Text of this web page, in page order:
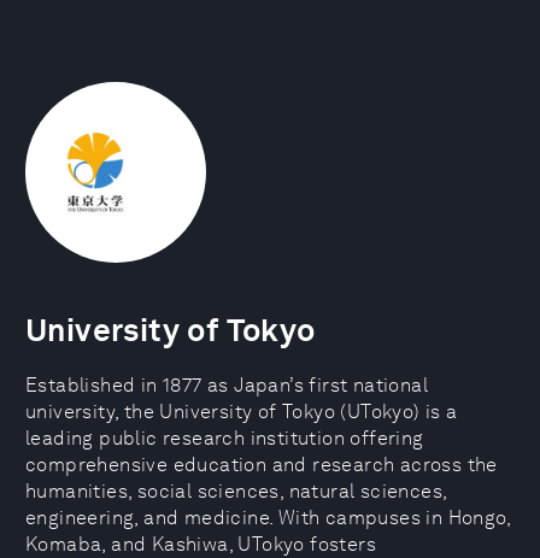
University of Tokyo
Established in 1877 as Japan’s first national
university, the University of Tokyo (UTokyo) is a
leading public research institution offering
comprehensive education and research across the
humanities, social sciences, natural sciences,
engineering, and medicine. With campuses in Hongo,
Komaba, and Kashiwa, UTokyo fosters